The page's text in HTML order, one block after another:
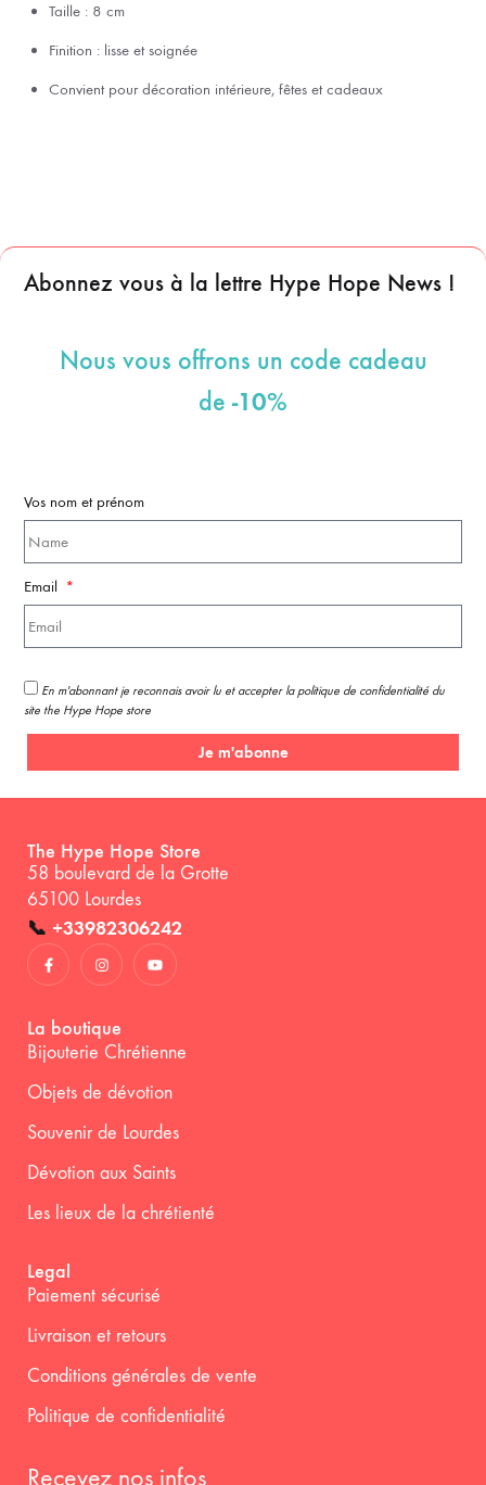
Taille : 8 cm
Finition : lisse et soignée
Convient pour décoration intérieure, fêtes et cadeaux
Abonnez vous à la lettre Hype Hope News !
Nous vous offrons un code cadeau
de -10%
Vos nom et prénom
Email
En m'abonnant je reconnais avoir lu et accepter la politique de confidentialité du
site the Hype Hope store
Je m'abonne
The Hype Hope Store
58 boulevard de la Grotte
65100 Lourdes
📞 +33982306242
La boutique
Bijouterie Chrétienne
Objets de dévotion
Souvenir de Lourdes
Dévotion aux Saints
Les lieux de la chrétienté
Legal
Paiement sécurisé
Livraison et retours
Conditions générales de vente
Politique de confidentialité
Recevez nos infos